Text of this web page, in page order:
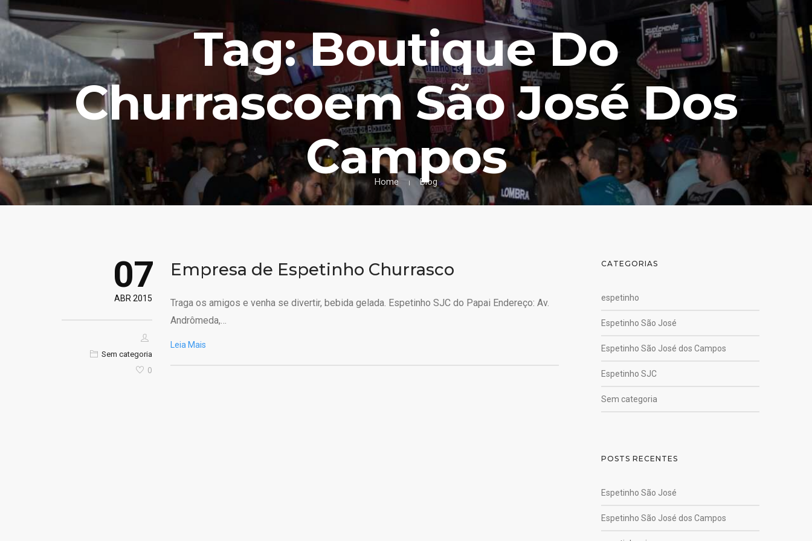
Tag: Boutique Do
Churrascoem São José Dos
Campos
Home Blog
07
ABR 2015
Sem categoria
0
Empresa de Espetinho Churrasco
Traga os amigos e venha se divertir, bebida gelada. Espetinho SJC do Papai Endereço: Av.
Andrômeda,…
Leia Mais
CATEGORIAS
espetinho
Espetinho São José
Espetinho São José dos Campos
Espetinho SJC
Sem categoria
POSTS RECENTES
Espetinho São José
Espetinho São José dos Campos